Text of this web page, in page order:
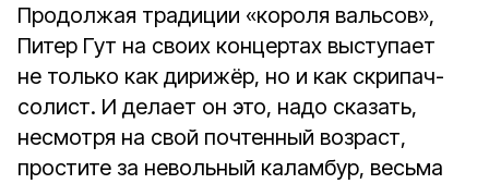
Продолжая традиции «короля вальсов»,
Питер Гут на своих концертах выступает
не только как дирижёр, но и как скрипач-
солист. И делает он это, надо сказать,
несмотря на свой почтенный возраст,
простите за невольный каламбур, весьма